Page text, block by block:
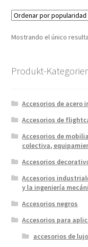
Mostrando el único
Produkt-
Accesorios de acero
Accesorios de
Accesorios de
colectiva,
Accesorios
Accesorios
y la ingeniería
Accesorios negros
Accesorios para
accesorios de lujo